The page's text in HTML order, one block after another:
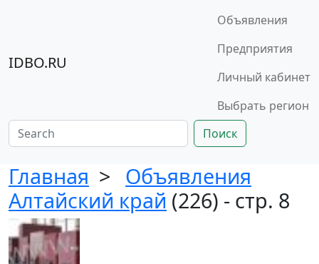
IDBO.RU
Объявления
Предприятия
Личный кабинет
Выбрать регион
Поиск
Главная > Объявления
Алтайский край (226) - стр. 8